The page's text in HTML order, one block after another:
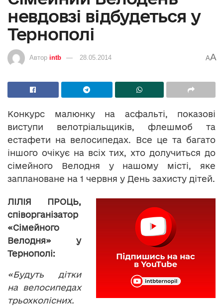
невдовзі відбудеться у
Тернополі
Автор intb 28.05.2014 AA
Конкурс малюнку на асфальті, показові
виступи велотріальщиків, флешмоб та
естафети на велосипедах. Все це та багато
іншого очікує на всіх тих, хто долучиться до
сімейного Велодня у нашому місті, яке
заплановане на 1 червня у День захисту дітей.
ЛІЛІЯ ПРОЦЬ,
співорганізатор
«Сімейного
Велодня» у
Тернополі:
«Будуть дітки
на велосипедах
трьохколісних.